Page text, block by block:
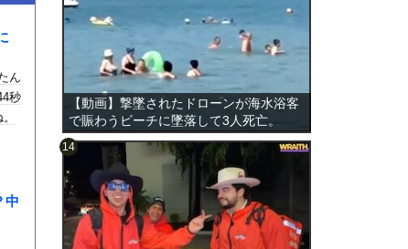
表
ん
秒
中
【動画】撃墜されたドローンが海水浴客
で賑わうビーチに墜落して3人死亡。